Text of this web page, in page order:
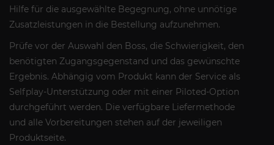
Hilfe für die ausgewählte Begegnung, ohne unnötige
Zusatzleistungen in die Bestellung aufzunehmen.
Prüfe vor der Auswahl den Boss, die Schwierigkeit, den
benötigten Zugangsgegenstand und das gewünschte
Ergebnis. Abhängig vom Produkt kann der Service als
Selfplay-Unterstützung oder mit einer Piloted-Option
durchgeführt werden. Die verfügbare Liefermethode
und alle Vorbereitungen stehen auf der jeweiligen
Produktseite.